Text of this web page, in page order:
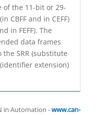
the 11-bit or 29-
CBFF and in CEFF)
in FEFF). The
data frames
the SRR (substitute
extension)
in Automation -www.can-